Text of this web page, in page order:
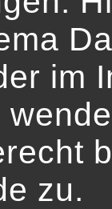
im
zu.